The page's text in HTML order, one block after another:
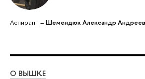
Аспирант – Шемендюк Александр
О ВЫШКЕ